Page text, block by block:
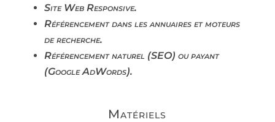
Site Web Responsive.
Référencement dans les annuaires et moteurs
de recherche.
Référencement naturel (SEO) ou payant
(Google AdWords).
Matériels